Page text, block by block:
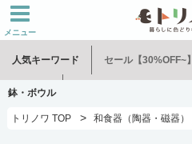
メニュー
人気キーワード セール【30%OFF~】
水谷和音
鉢・ボウル
トリノワ TOP > 和食器（陶器・磁器）